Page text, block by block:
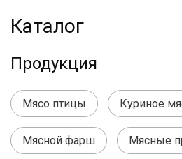
Каталог
Продукция
Мясо птицы Куриное
Мясной фарш Мясные